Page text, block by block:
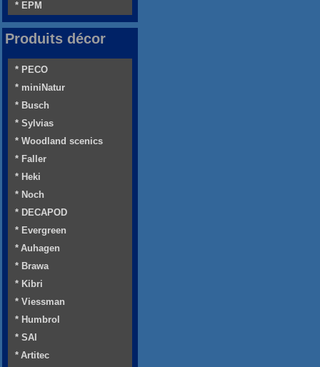
* EPM
Produits décor
* PECO
* miniNatur
* Busch
* Sylvias
* Woodland scenics
* Faller
* Heki
* Noch
* DECAPOD
* Evergreen
* Auhagen
* Brawa
* Kibri
* Viessman
* Humbrol
* SAI
* Artitec